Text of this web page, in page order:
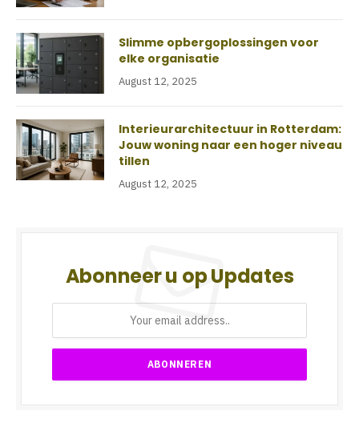
Slimme opbergoplossingen voor
elke organisatie
August 12, 2025
Interieurarchitectuur in Rotterdam:
Jouw woning naar een hoger niveau
tillen
August 12, 2025
Abonneer u op Updates